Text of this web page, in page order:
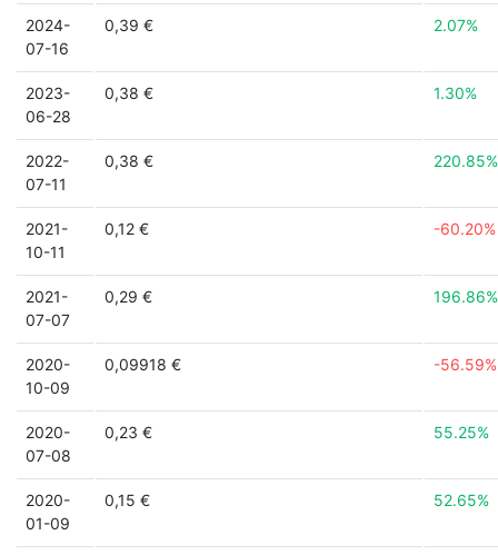
2024-
07-16
0,39 € 2.07%
2023-
06-28
0,38 € 1.30%
2022-
07-11
0,38 € 220.85%
2021-
10-11
0,12 € -60.20%
2021-
07-07
0,29 € 196.86%
2020-
10-09
0,09918 € -56.59%
2020-
07-08
0,23 € 55.25%
2020-
01-09
0,15 € 52.65%